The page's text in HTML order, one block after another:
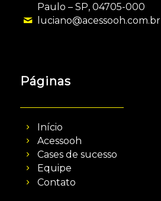
Paulo – SP, 04705-000
luciano@acessooh.com.br
Páginas
Início
Acessooh
Cases de sucesso
Equipe
Contato